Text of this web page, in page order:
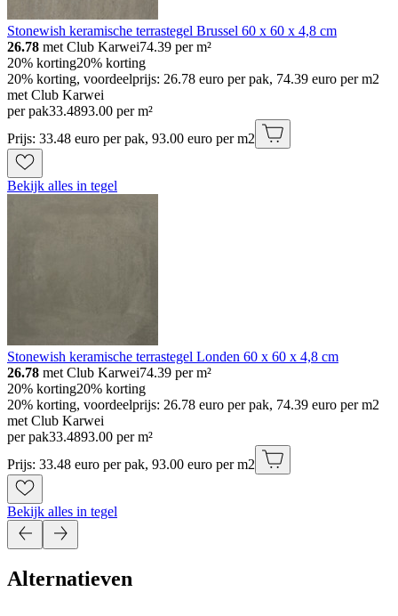
Stonewish keramische terrastegel Brussel 60 x 60 x 4,8 cm
26.78 met Club Karwei74.39 per m²
20% korting20% korting
20% korting, voordeelprijs: 26.78 euro per pak, 74.39 euro per m2
met Club Karwei
per pak33.4893.00 per m²
Prijs: 33.48 euro per pak, 93.00 euro per m2
Bekijk alles in tegel
Stonewish keramische terrastegel Londen 60 x 60 x 4,8 cm
26.78 met Club Karwei74.39 per m²
20% korting20% korting
20% korting, voordeelprijs: 26.78 euro per pak, 74.39 euro per m2
met Club Karwei
per pak33.4893.00 per m²
Prijs: 33.48 euro per pak, 93.00 euro per m2
Bekijk alles in tegel
Alternatieven